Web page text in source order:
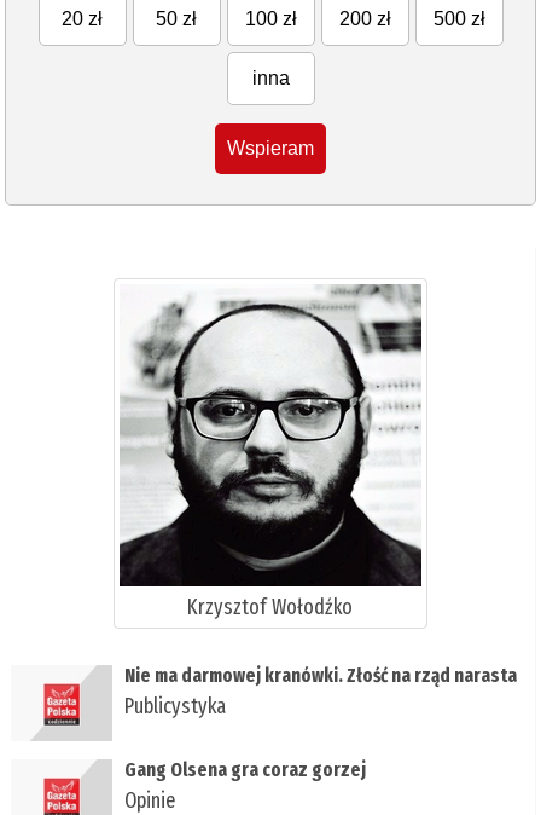
20 zł 50 zł 100 zł 200 zł 500 zł
inna
Wspieram
Krzysztof Wołodźko
Nie ma darmowej kranówki. Złość na rząd narasta
Publicystyka
Gang Olsena gra coraz gorzej
Opinie